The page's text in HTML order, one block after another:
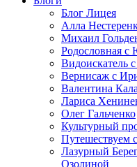
Блог Лицея
Алла
Михаил
Родословная
Видоискатель
Вернисаж с
Валентина
Лариса
Олег Гальченко
Культурный
Путешествуем
Лазурный
Озолиной